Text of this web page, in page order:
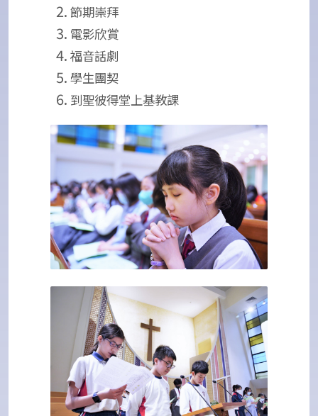
節期崇拜
電影欣賞
福音話劇
學生團契
到聖彼得堂上基教課